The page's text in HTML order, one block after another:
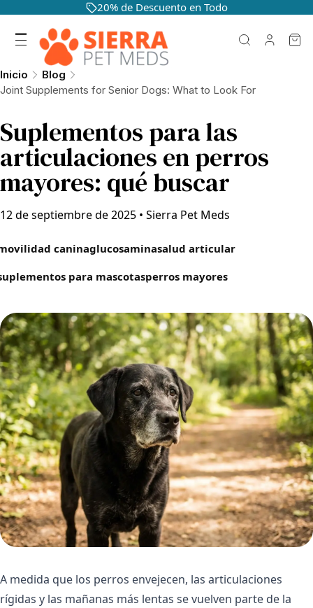
20% de Descuento en Todo
Inicio
Blog
Joint Supplements for Senior Dogs: What to Look For
Suplementos para las
articulaciones en perros
mayores: qué buscar
12 de septiembre de 2025 • Sierra Pet Meds
caninaglucosaminasalud articular
para mascotasperros mayores
A medida que los perros envejecen, las articulaciones
rígidas y las mañanas más lentas se vuelven parte de la